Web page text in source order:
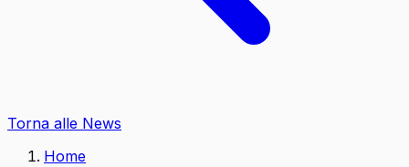
Torna alle News
Home